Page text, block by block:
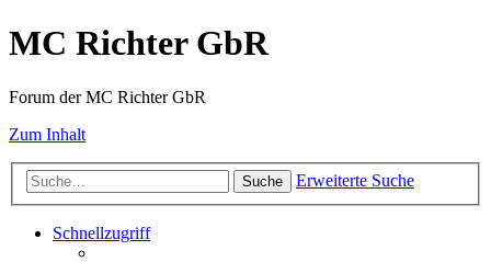
MC Richter GbR
Forum der MC Richter GbR
Zum Inhalt
Suche Erweiterte Suche
Schnellzugriff